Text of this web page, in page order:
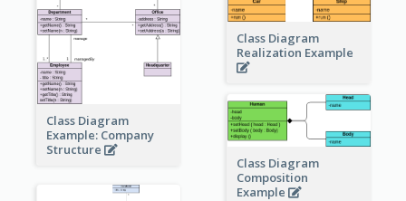
Class Diagram
Realization Example
Class Diagram
Example: Company
Structure
Class Diagram
Composition
Example